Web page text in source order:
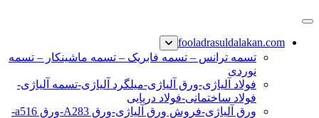
پرش
محتوا
نبشی فولادی-ناودانی فولادی-قیمت ورق-قیمت فولاد
fooladrasuldalakan.com
تسمه ترانس – تسمه فابریک – تسمه ماشینکار – تسمه
نوردی
فولاد آلیاژی-ورق آلیاژی-میلگرد آلیاژی-تسمه آلیاژی-
فولاد ساختمانی-فولاد دریایی
ورق آلیاژی-فروش ورق آلیاژی-ورق A283-ورق a516-